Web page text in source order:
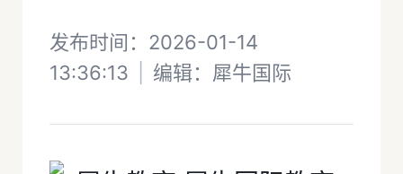
发布时间：2026-01-14
13:36:13
编辑： 犀牛国际